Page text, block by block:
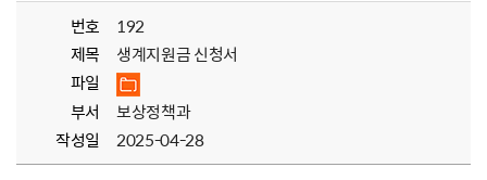
번호
192
제목
생계지원금 신청서
파일
부서
보상정책과
작성일
2025-04-28